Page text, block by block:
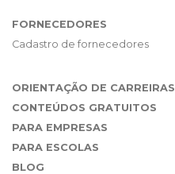
FORNECEDORES
Cadastro de fornecedores
ORIENTAÇÃO DE CARREIRAS
CONTEÚDOS GRATUITOS
PARA EMPRESAS
PARA ESCOLAS
BLOG